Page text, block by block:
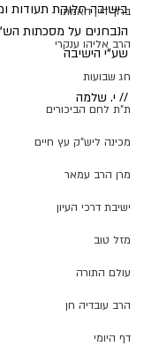
ברוך דיין האמת
הרב אליהו ענקרי
חג שבועות
ת"ת לחם הביכורים
מכינה ליש"ק עץ חיים
מרן הרב עמאר
ישיבת דרכי העיון
מזל טוב
עולם התורה
הרב עובדיה חן
דף היומי
בישיבה חלוקת תעודות
הנבחנים על מסכתות
שע"י הישיבה
// י. שלמה